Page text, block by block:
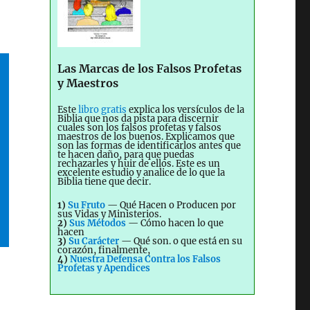
Las Marcas de los Falsos Profetas
y Maestros
Estelibro gratis explica los versículos de la
Biblia que nos da pista para discernir
cuales son los falsos profetas y falsos
maestros de los buenos. Explicamos que
son las formas de identificarlos antes que
te hacen daño, para que puedas
rechazarles y huir de ellos. Este es un
excelente estudio y analice de lo que la
Biblia tiene que decir.
1) Su Fruto— Qué Hacen o Producen por
sus Vidas y Ministerios.
2) Sus Métodos— Cómo hacen lo que
hacen
3) Su Carácter— Qué son. o que está en su
corazón, finalmente,
4) Nuestra Defensa Contra los Falsos
Profetas y Apendices